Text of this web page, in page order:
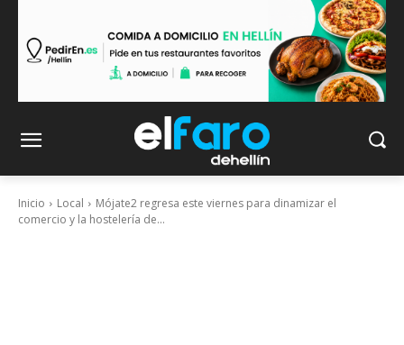
Inicio Local
Mójate2 regresa este viernes para dinamizar el
comercio y la hostelería de...